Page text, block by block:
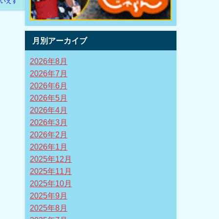
月別アーカイブ
2026年8月
2026年7月
2026年6月
2026年5月
2026年4月
2026年3月
2026年2月
2026年1月
2025年12月
2025年11月
2025年10月
2025年9月
2025年8月